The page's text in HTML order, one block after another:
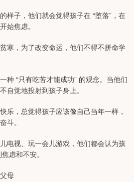
样子，他们就会觉得孩子在 “堕落”，在
始焦虑。
寒，为了改变命运，他们不得不拼命学
种 “只有吃苦才能成功” 的观念。当他们
自觉地投射到孩子身上。
乐，总觉得孩子应该像自己当年一样，
斗。
电视、玩一会儿游戏，他们都会认为孩
虑和不安。
母